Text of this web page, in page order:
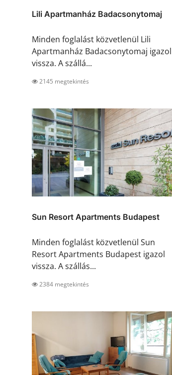
Lili Apartmanház Badacsonytomaj
Minden foglalást közvetlenül Lili
Apartmanház Badacsonytomaj igazol
vissza. A szállá...
2145 megtekintés
Sun Resort Apartments Budapest
Minden foglalást közvetlenül Sun
Resort Apartments Budapest igazol
vissza. A szállás...
2384 megtekintés